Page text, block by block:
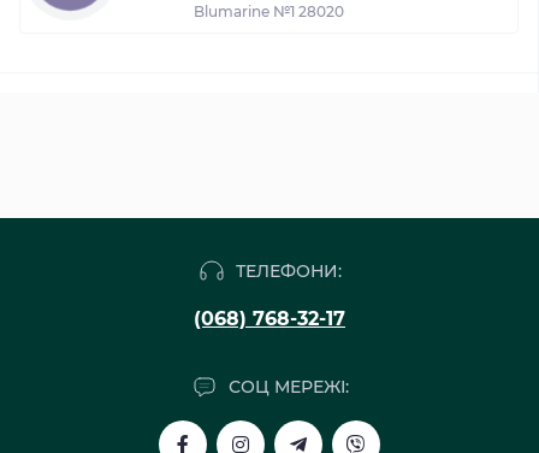
Blumarine №1 28020
ТЕЛЕФОНИ:
(068) 768-32-17
СОЦ МЕРЕЖІ: